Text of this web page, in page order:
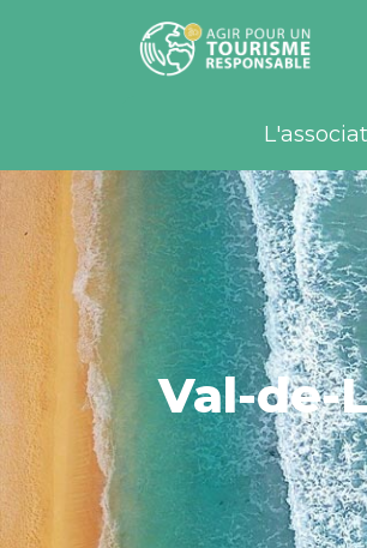
Val-de-